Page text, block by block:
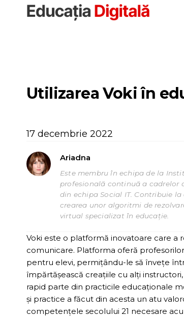
Utilizarea Voki în
17 decembrie 2022
Ariadna
Este membru în echipa de la
profesională continuă a cadrelor
din echipa Social IT. Contribuie
crearea unor algoritmi de
virtual specializat în educație.
Voki este o platformă inovatoare care a
comunicare. Platforma oferă
pentru elevi, permițându-le să învețe
împărtășească creațiile cu alți
rapid parte din practicile educaționale
și practice a făcut din acesta un atu
competențele secolului 21 necesare